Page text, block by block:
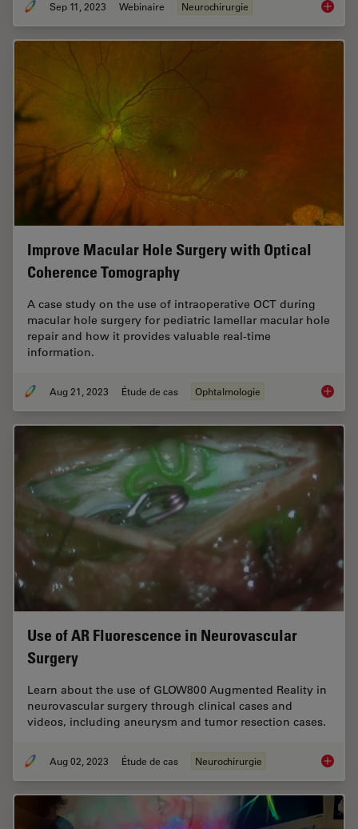
Sep 11, 2023 Webinaire Neurochirurgie
Improve Macular Hole Surgery with Optical
Coherence Tomography
A case study on the use of intraoperative OCT during
macular hole surgery for pediatric lamellar macular hole
repair and how it provides valuable real-time
information.
Aug 21, 2023 Étude de cas Ophtalmologie
Use of AR Fluorescence in Neurovascular
Surgery
Learn about the use of GLOW800 Augmented Reality in
neurovascular surgery through clinical cases and
videos, including aneurysm and tumor resection cases.
Aug 02, 2023 Étude de cas Neurochirurgie Use of